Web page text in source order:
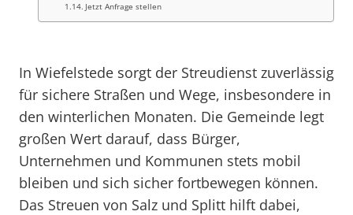
Jetzt Anfrage stellen
In Wiefelstede sorgt der Streudienst zuverlässig
für sichere Straßen und Wege, insbesondere in
den winterlichen Monaten. Die Gemeinde legt
großen Wert darauf, dass Bürger,
Unternehmen und Kommunen stets mobil
bleiben und sich sicher fortbewegen können.
Das Streuen von Salz und Splitt hilft dabei,